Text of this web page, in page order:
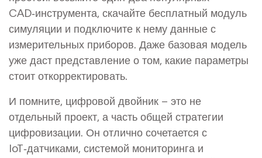
CAD‑инструмента, скачайте бесплатный модуль
симуляции и подключите к нему данные с
измерительных приборов. Даже базовая модель
уже даст представление о том, какие параметры
стоит откорректировать.
И помните, цифровой двойник – это не
отдельный проект, а часть общей стратегии
цифровизации. Он отлично сочетается с
IoT‑датчиками, системой мониторинга и